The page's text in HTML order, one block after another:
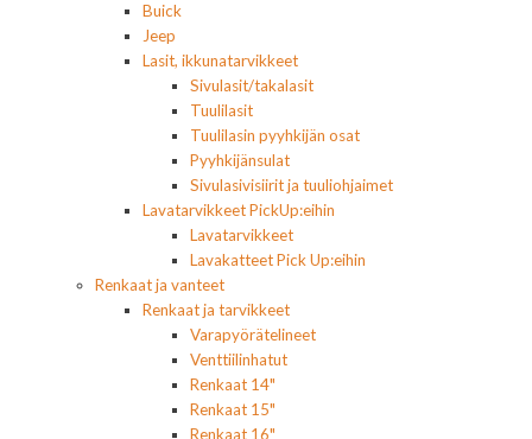
Buick
Jeep
Lasit, ikkunatarvikkeet
Sivulasit/takalasit
Tuulilasit
Tuulilasin pyyhkijän osat
Pyyhkijänsulat
Sivulasivisiirit ja tuuliohjaimet
Lavatarvikkeet PickUp:eihin
Lavatarvikkeet
Lavakatteet Pick Up:eihin
Renkaat ja vanteet
Renkaat ja tarvikkeet
Varapyörätelineet
Venttiilinhatut
Renkaat 14"
Renkaat 15"
Renkaat 16"